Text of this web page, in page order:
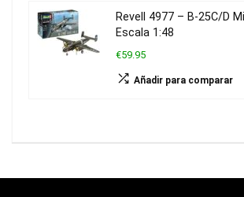
Revell 4977 – B-25C/D
Escala 1:48
€59.95
Añadir para comparar